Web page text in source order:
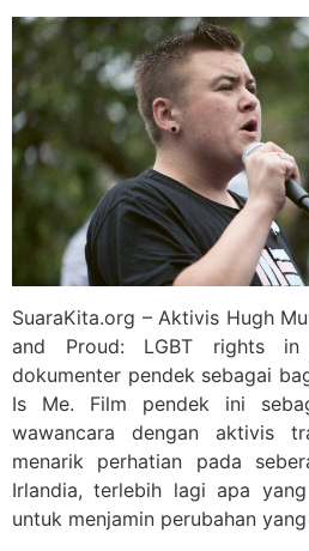
SuaraKita.org – Aktivis Hugh
and Proud: LGBT rights in
dokumenter pendek sebagai
Is Me. Film pendek ini
wawancara dengan aktivis
menarik perhatian pada
Irlandia, terlebih lagi apa
untuk menjamin perubahan